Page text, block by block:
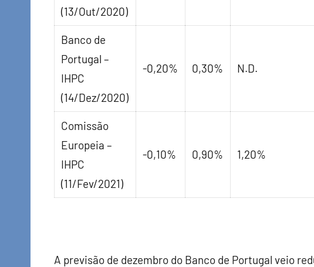
(13/Out/2020)
Banco de
Portugal –
IHPC
(14/Dez/2020)
-0,20% 0,30% N.D.
Comissão
Europeia –
IHPC
(11/Fev/2021)
-0,10% 0,90% 1,20%
A previsão de dezembro do Banco de Portugal veio